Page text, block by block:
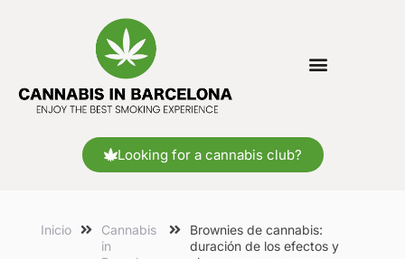
Looking for a cannabis club?
Inicio
Cannabis
in
Brownies de cannabis:
duración de los efectos y